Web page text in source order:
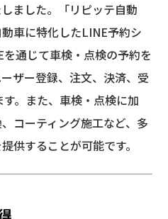
ました。「リピッテ自動
車に特化したLINE予約シ
通じて車検・点検の予約を
ザー登録、注文、決済、受
。また、車検・点検に加
コーティング施工など、多
供することが可能です。